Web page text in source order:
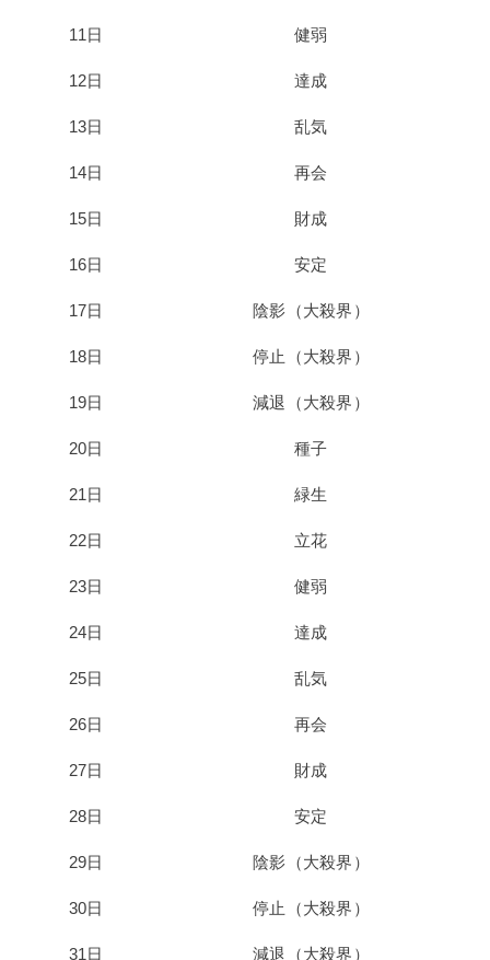
11日 健弱
12日 達成
13日 乱気
14日 再会
15日 財成
16日 安定
17日 陰影（大殺界）
18日 停止（大殺界）
19日 減退（大殺界）
20日 種子
21日 緑生
22日 立花
23日 健弱
24日 達成
25日 乱気
26日 再会
27日 財成
28日 安定
29日 陰影（大殺界）
30日 停止（大殺界）
31日 減退（大殺界）